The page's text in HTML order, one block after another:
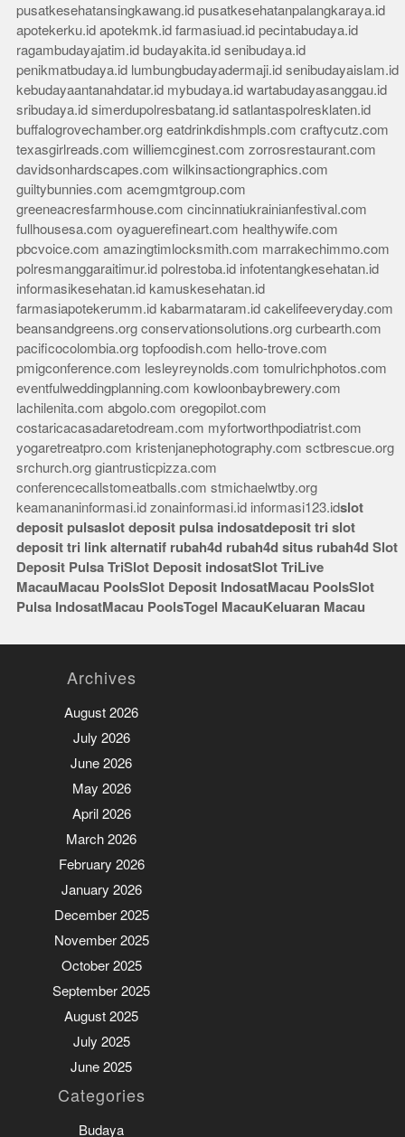
pusatkesehatansingkawang.id pusatkesehatanpalangkaraya.id
apotekerku.id apotekmk.id farmasiuad.id pecintabudaya.id
ragambudayajatim.id budayakita.id senibudaya.id
penikmatbudaya.id lumbungbudayadermaji.id senibudayaislam.id
kebudayaantanahdatar.id mybudaya.id wartabudayasanggau.id
sribudaya.id simerdupolresbatang.id satlantaspolresklaten.id
buffalogrovechamber.org eatdrinkdishmpls.com craftycutz.com
texasgirlreads.com williemcginest.com zorrosrestaurant.com
davidsonhardscapes.com wilkinsactiongraphics.com
guiltybunnies.com acemgmtgroup.com
greeneacresfarmhouse.com cincinnatiukrainianfestival.com
fullhousesa.com oyaguerefineart.com healthywife.com
pbcvoice.com amazingtimlocksmith.com marrakechimmo.com
polresmanggaraitimur.id polrestoba.id infotentangkesehatan.id
informasikesehatan.id kamuskesehatan.id
farmasiapotekerumm.id kabarmataram.id cakelifeeveryday.com
beansandgreens.org conservationsolutions.org curbearth.com
pacificocolombia.org topfoodish.com hello-trove.com
pmigconference.com lesleyreynolds.com tomulrichphotos.com
eventfulweddingplanning.com kowloonbaybrewery.com
lachilenita.com abgolo.com oregopilot.com
costaricacasadaretodream.com myfortworthpodiatrist.com
yogaretreatpro.com kristenjanephotography.com sctbrescue.org
srchurch.org giantrusticpizza.com
conferencecallstomeatballs.com stmichaelwtby.org
keamananinformasi.id zonainformasi.id informasi123.idslot
deposit pulsaslot deposit pulsa indosatdeposit tri slot
deposit tri link alternatif rubah4d rubah4d situs rubah4d Slot
Deposit Pulsa TriSlot Deposit indosatSlot TriLive
MacauMacau PoolsSlot Deposit IndosatMacau PoolsSlot
Pulsa IndosatMacau PoolsTogel MacauKeluaran Macau
Archives
August 2026
July 2026
June 2026
May 2026
April 2026
March 2026
February 2026
January 2026
December 2025
November 2025
October 2025
September 2025
August 2025
July 2025
June 2025
Categories
Budaya